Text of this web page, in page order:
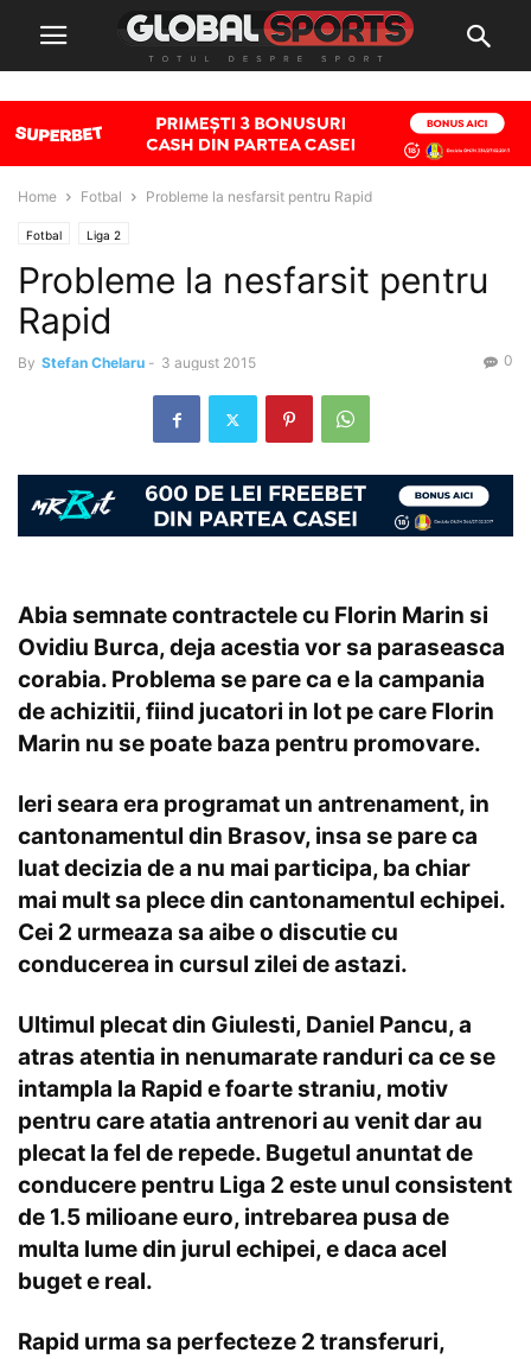
Home Fotbal Probleme la nesfarsit pentru Rapid
Fotbal Liga 2
Probleme la nesfarsit pentru
Rapid
By Stefan Chelaru - 3 august 2015 0
Abia semnate contractele cu Florin Marin si
Ovidiu Burca, deja acestia vor sa paraseasca
corabia. Problema se pare ca e la campania
de achizitii, fiind jucatori in lot pe care Florin
Marin nu se poate baza pentru promovare.
Ieri seara era programat un antrenament, in
cantonamentul din Brasov, insa se pare ca
luat decizia de a nu mai participa, ba chiar
mai mult sa plece din cantonamentul echipei.
Cei 2 urmeaza sa aibe o discutie cu
conducerea in cursul zilei de astazi.
Ultimul plecat din Giulesti, Daniel Pancu, a
atras atentia in nenumarate randuri ca ce se
intampla la Rapid e foarte straniu, motiv
pentru care atatia antrenori au venit dar au
plecat la fel de repede. Bugetul anuntat de
conducere pentru Liga 2 este unul consistent
de 1.5 milioane euro, intrebarea pusa de
multa lume din jurul echipei, e daca acel
buget e real.
Rapid urma sa perfecteze 2 transferuri,